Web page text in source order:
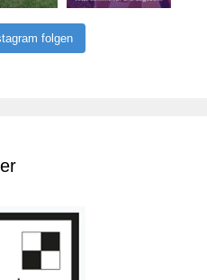
folgen